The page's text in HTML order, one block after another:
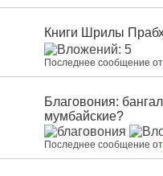
Книги Шрилы
Последнее сообщение от
Благовония:
мумбайские?
Последнее сообщение от